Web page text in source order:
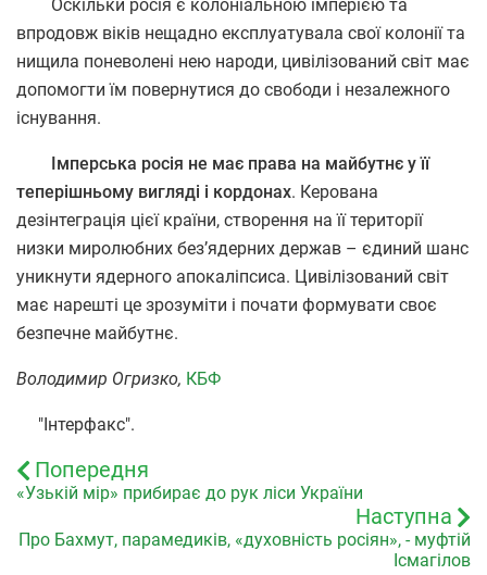
Оскільки росія є колоніальною імперією та
впродовж віків нещадно експлуатувала свої колонії та
нищила поневолені нею народи, цивілізований світ має
допомогти їм повернутися до свободи і незалежного
існування.
Імперська росія не має права на майбутнє у її
теперішньому вигляді і кордонах. Керована
дезінтеграція цієї країни, створення на її території
низки миролюбних без’ядерних держав – єдиний шанс
уникнути ядерного апокаліпсиса. Цивілізований світ
має нарешті це зрозуміти і почати формувати своє
безпечне майбутнє.
Володимир Огризко, КБФ
"Інтерфакс".
Попередня
«Узькій мір» прибирає до рук ліси України
Наступна
Про Бахмут, парамедиків, «духовність росіян», - муфтій
Ісмагілов